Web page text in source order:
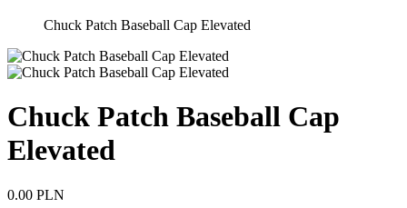
Chuck Patch Baseball Cap Elevated
Chuck Patch Baseball Cap
Elevated
0.00 PLN